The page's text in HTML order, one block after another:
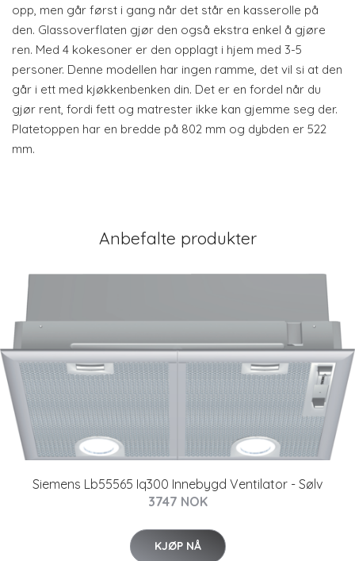
opp, men går først i gang når det står en kasserolle på
den. Glassoverflaten gjør den også ekstra enkel å gjøre
ren. Med 4 kokesoner er den opplagt i hjem med 3-5
personer. Denne modellen har ingen ramme, det vil si at den
går i ett med kjøkkenbenken din. Det er en fordel når du
gjør rent, fordi fett og matrester ikke kan gjemme seg der.
Platetoppen har en bredde på 802 mm og dybden er 522
mm.
Anbefalte produkter
Siemens Lb55565 Iq300 Innebygd Ventilator - Sølv
3747 NOK
KJØP NÅ